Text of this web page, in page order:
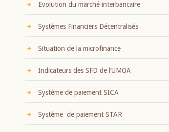
Evolution du marché interbancaire
Systèmes Financiers Décentralisés
Situation de la microfinance
Indicateurs des SFD de l’UMOA
Système de paiement SICA
Système de paiement STAR